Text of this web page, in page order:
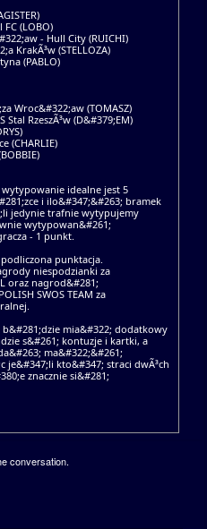
FC (LOBO)
- Hull City (RUICHI)
KrakÃ³w (STELLOZA)
(PABLO)
Wroc&#322;aw (TOMASZ)
Stal RzeszÃ³w (D&#379;EM)
(CHARLIE)
idealne jest 5
i ilo&#347;&#263; bramek
jedynie trafnie wytypujemy
wytypowan&#261;
- 1 punkt.
punktacja.
niespodzianki za
oraz nagrod&#281;
SWOS TEAM za
mia&#322; dodatkowy
s&#261; kontuzje i kartki, a
ma&#322;&#261;
je&#347;li kto&#347; straci dwÃ³ch
znacznie si&#281;
conversation.